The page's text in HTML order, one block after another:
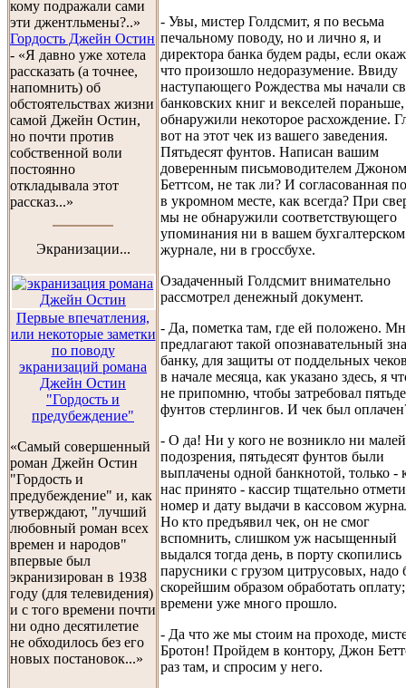
кому подражали сами
эти джентльмены?..»
Гордость Джейн Остин
- «Я давно уже хотела
рассказать (а точнее,
напомнить) об
обстоятельствах жизни
самой Джейн Остин,
но почти против
собственной воли
постоянно
откладывала этот
рассказ...»
Экранизации...
Первые впечатления,
или некоторые заметки
по поводу
экранизаций романа
Джейн Остин
"Гордость и
предубеждение"
«Самый совершенный
роман Джейн Остин
"Гордость и
предубеждение" и, как
утверждают, "лучший
любовный роман всех
времен и народов"
впервые был
экранизирован в 1938
году (для телевидения)
и с того времени почти
ни одно десятилетие
не обходилось без его
новых постановок...»
- Увы, мистер Голдсмит, я по весьма
печальному поводу, но и лично я, и
директора банка будем рады, если
что произошло недоразумение. Ввиду
наступающего Рождества мы начали
банковских книг и векселей
обнаружили некоторое расхождение.
вот на этот чек из вашего заведения.
Пятьдесят фунтов. Написан вашим
доверенным письмоводителем Джоном
Беттсом, не так ли? И согласованная
в укромном месте, как всегда? При
мы не обнаружили соответствующего
упоминания ни в вашем бухгалтерском
журнале, ни в гроссбухе.
Озадаченный Голдсмит внимательно
рассмотрел денежный документ.
- Да, пометка там, где ей положено.
предлагают такой опознавательный
банку, для защиты от поддельных
в начале месяца, как указано здесь, я
не припомню, чтобы затребовал
фунтов стерлингов. И чек был
- О да! Ни у кого не возникло ни
подозрения, пятьдесят фунтов были
выплачены одной банкнотой, только -
нас принято - кассир тщательно
номер и дату выдачи в кассовом
Но кто предъявил чек, он не смог
вспомнить, слишком уж насыщенный
выдался тогда день, в порту скопились
парусники с грузом цитрусовых, надо
скорейшим образом обработать
времени уже много прошло.
- Да что же мы стоим на проходе,
Бротон! Пройдем в контору, Джон
раз там, и спросим у него.